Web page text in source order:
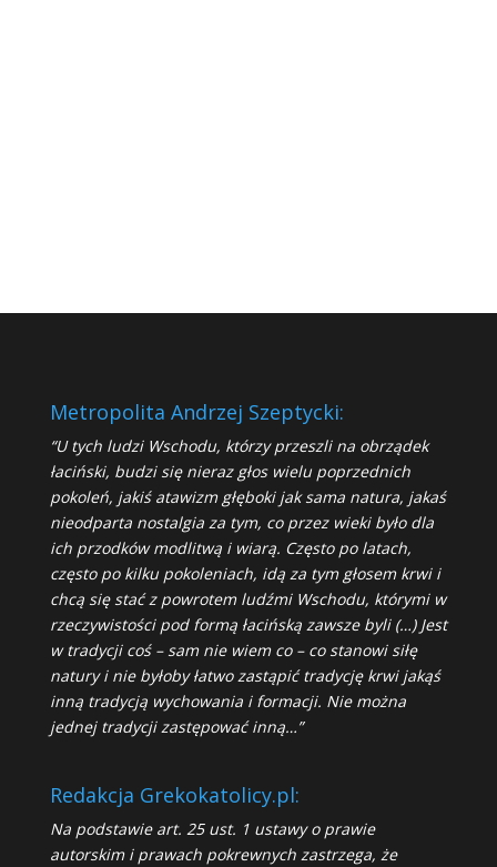
Metropolita Andrzej Szeptycki:
“U tych ludzi Wschodu, którzy przeszli na obrządek
łaciński, budzi się nieraz głos wielu poprzednich
pokoleń, jakiś atawizm głęboki jak sama natura, jakaś
nieodparta nostalgia za tym, co przez wieki było dla
ich przodków modlitwą i wiarą. Często po latach,
często po kilku pokoleniach, idą za tym głosem krwi i
chcą się stać z powrotem ludźmi Wschodu, którymi w
rzeczywistości pod formą łacińską zawsze byli (…) Jest
w tradycji coś – sam nie wiem co – co stanowi siłę
natury i nie byłoby łatwo zastąpić tradycję krwi jakąś
inną tradycją wychowania i formacji. Nie można
jednej tradycji zastępować inną…”
Redakcja Grekokatolicy.pl:
Na podstawie art. 25 ust. 1 ustawy o prawie
autorskim i prawach pokrewnych zastrzega, że